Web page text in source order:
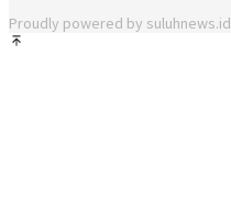
Proudly powered by suluhnews.id